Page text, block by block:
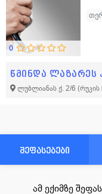
0
წმინდა ლაზარეს
ლუბლიანას ქ. 2/6 (რუკის
შეფასებები
ამ ექიმზე